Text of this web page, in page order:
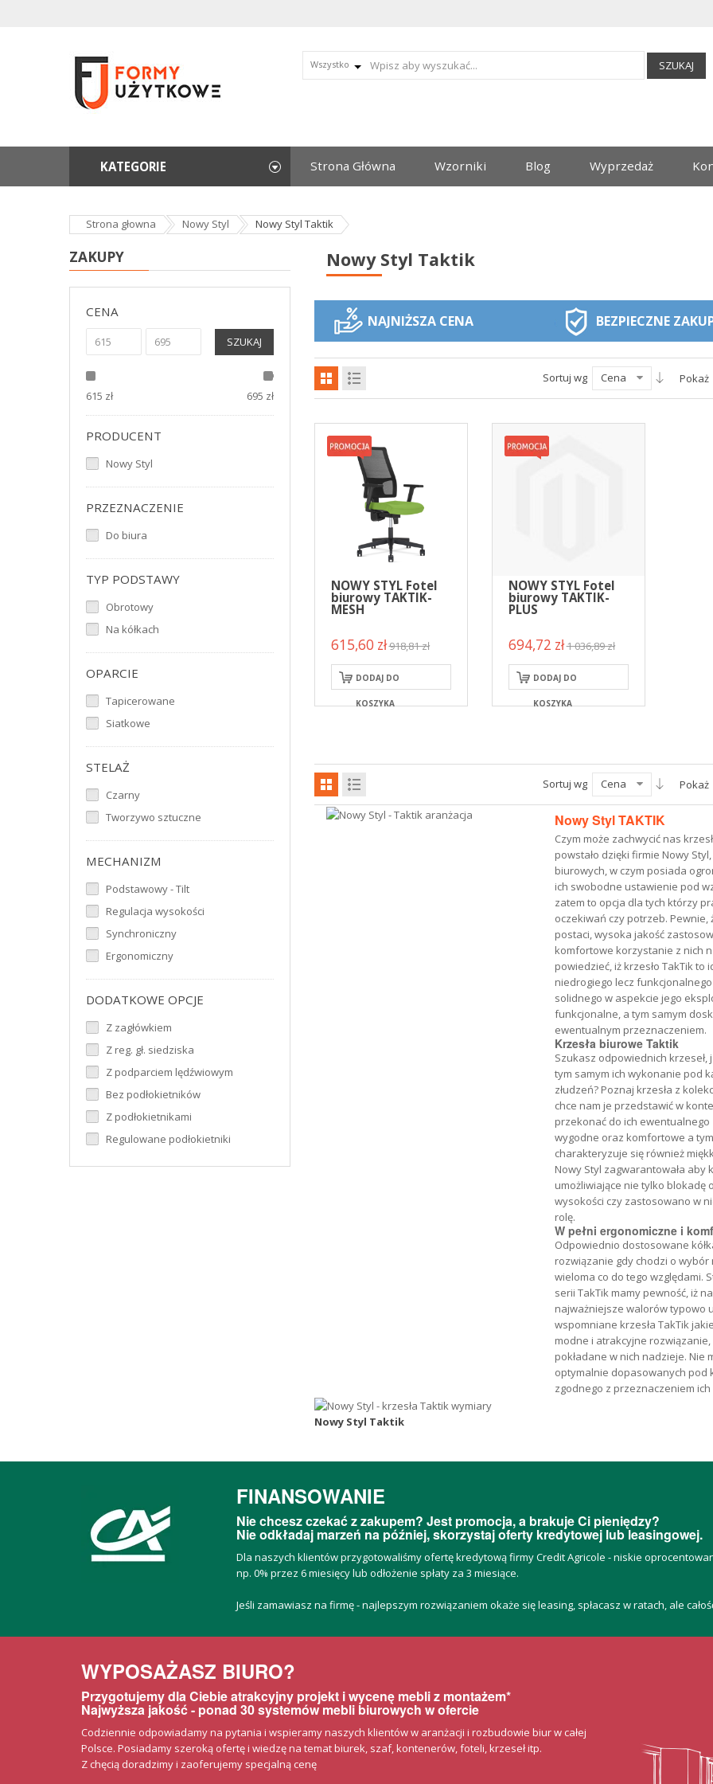
Wszystko SZUKAJ
Strona Główna Wzorniki Blog Wyprzedaż
KATEGORIE
Strona głowna Nowy Styl Nowy Styl Taktik
ZAKUPY
CENA
SZUKAJ
615 zł 695 zł
PRODUCENT
Nowy Styl
PRZEZNACZENIE
Do biura
TYP PODSTAWY
Obrotowy
Na kółkach
OPARCIE
Tapicerowane
Siatkowe
STELAŻ
Czarny
Tworzywo sztuczne
MECHANIZM
Podstawowy - Tilt
Regulacja wysokości
Synchroniczny
Ergonomiczny
DODATKOWE OPCJE
Z zagłówkiem
Z reg. gł. siedziska
Z podparciem lędźwiowym
Bez podłokietników
Z podłokietnikami
Regulowane podłokietniki
Nowy Styl Taktik
NAJNIŻSZA CENA BEZPIECZNE
Sortuj wg Cena Pokaż
NOWY STYL Fotel
biurowy TAKTIK-
MESH
615,60 zł918,81 zł
DODAJ DO
KOSZYKA
NOWY STYL Fotel
biurowy TAKTIK-
PLUS
694,72 zł1 036,89 zł
DODAJ DO
KOSZYKA
Sortuj wg Cena Pokaż
Nowy Styl TAKTIK
Czym może zachwycić nas
powstało dzięki firmie Nowy
biurowych, w czym posiada
ich swobodne ustawienie pod
zatem to opcja dla tych którzy
oczekiwań czy potrzeb. Pewnie,
postaci, wysoka jakość
komfortowe korzystanie z nich
powiedzieć, iż krzesło TakTik
niedrogiego lecz
solidnego w aspekcie jego
funkcjonalne, a tym samym
ewentualnym przeznaczeniem.
Krzesła biurowe Taktik
Szukasz odpowiednich
tym samym ich wykonanie pod
złudzeń? Poznaj krzesła z
chce nam je przedstawić w
przekonać do ich
wygodne oraz komfortowe a
charakteryzuje się również
Nowy Styl zagwarantowała aby
umożliwiające nie tylko
wysokości czy zastosowano w
rolę.
W pełni ergonomiczne i
Odpowiednio dostosowane
rozwiązanie gdy chodzi o
wieloma co do tego względami.
serii TakTik mamy pewność, iż
najważniejsze walorów typowo
wspomniane krzesła TakTik
modne i atrakcyjne
pokładane w nich nadzieje. Nie
optymalnie dopasowanych pod
zgodnego z przeznaczeniem
Nowy Styl Taktik
FINANSOWANIE
Nie chcesz czekać z zakupem? Jest promocja, a brakuje Ci pieniędzy?
Nie odkładaj marzeń na później, skorzystaj oferty kredytowej lub leasingowej.
Dla naszych klientów przygotowaliśmy ofertę kredytową firmy Credit Agricole - niskie
np. 0% przez 6 miesięcy lub odłożenie spłaty za 3 miesiące.
Jeśli zamawiasz na firmę - najlepszym rozwiązaniem okaże się leasing, spłacasz w ratach, ale
WYPOSAŻASZ BIURO?
Przygotujemy dla Ciebie atrakcyjny projekt i wycenę mebli z montażem*
Najwyższa jakość - ponad 30 systemów mebli biurowych w ofercie
Codziennie odpowiadamy na pytania i wspieramy naszych klientów w aranżacji i rozbudowie biur w całej
Polsce. Posiadamy szeroką ofertę i wiedzę na temat biurek, szaf, kontenerów, foteli, krzeseł itp.
Z chęcią doradzimy i zaoferujemy specjalną cenę